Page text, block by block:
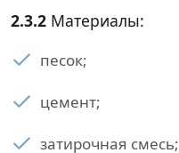
2.3.2 Материалы:
песок;
цемент;
затирочная смесь;